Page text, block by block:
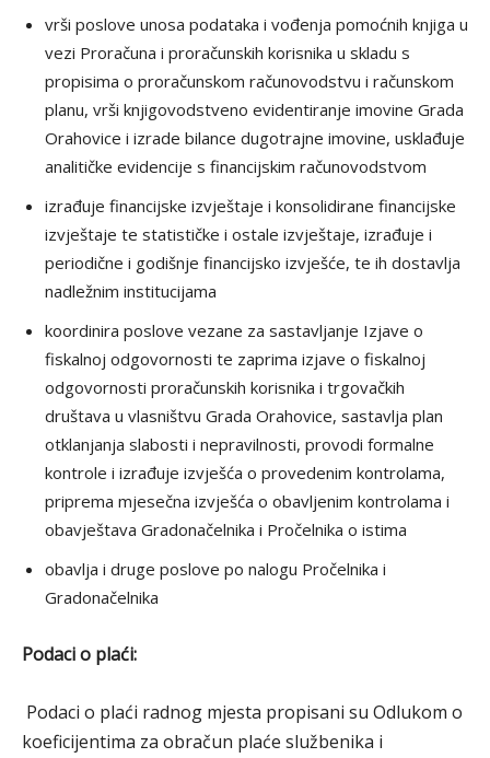
vrši poslove unosa podataka i vođenja pomoćnih knjiga u
vezi Proračuna i proračunskih korisnika u skladu s
propisima o proračunskom računovodstvu i računskom
planu, vrši knjigovodstveno evidentiranje imovine Grada
Orahovice i izrade bilance dugotrajne imovine, usklađuje
analitičke evidencije s financijskim računovodstvom
izrađuje financijske izvještaje i konsolidirane financijske
izvještaje te statističke i ostale izvještaje, izrađuje i
periodične i godišnje financijsko izvješće, te ih dostavlja
nadležnim institucijama
koordinira poslove vezane za sastavljanje Izjave o
fiskalnoj odgovornosti te zaprima izjave o fiskalnoj
odgovornosti proračunskih korisnika i trgovačkih
društava u vlasništvu Grada Orahovice, sastavlja plan
otklanjanja slabosti i nepravilnosti, provodi formalne
kontrole i izrađuje izvješća o provedenim kontrolama,
priprema mjesečna izvješća o obavljenim kontrolama i
obavještava Gradonačelnika i Pročelnika o istima
obavlja i druge poslove po nalogu Pročelnika i
Gradonačelnika
Podaci o plaći:
Podaci o plaći radnog mjesta propisani su Odlukom o
koeficijentima za obračun plaće službenika i